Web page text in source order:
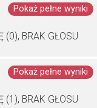
Pokaż pełne wyniki
(0), BRAK GŁOSU
Pokaż pełne wyniki
(1), BRAK GŁOSU